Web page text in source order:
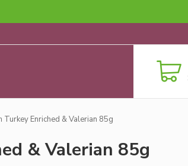
Turkey Enriched & Valerian 85g
& Valerian 85g